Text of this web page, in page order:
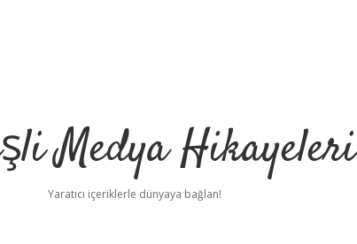
Medya Hikayeleri
Yaratıcı içeriklerle dünyaya bağlan!